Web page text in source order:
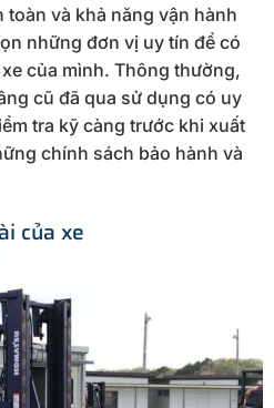
và khả năng vận hành
những đơn vị uy tín để có
của mình. Thông thường,
cũ đã qua sử dụng có uy
tra kỹ càng trước khi xuất
chính sách bảo hành và
của xe